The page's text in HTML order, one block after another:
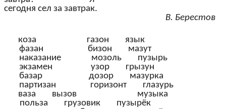
сегодня сел за завтрак.
В. Берестов
коза газон язык
фазан бизон мазут
наказание мозоль пузырь
экзамен узор грызун
базар дозор мазурка
партизан горизонт глазурь
ваза вызов музыка
польза грузовик пузырёк